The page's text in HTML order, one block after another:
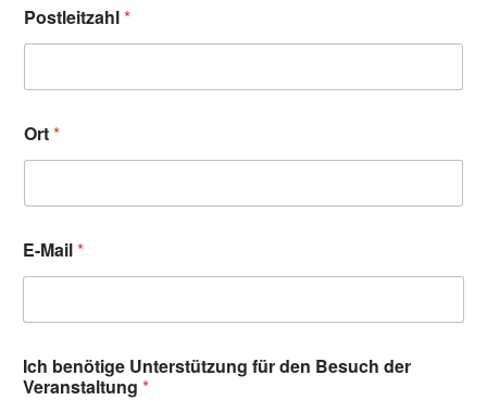
Postleitzahl*
Ort*
E-Mail*
Ich benötige Unterstützung für den Besuch der
Veranstaltung *